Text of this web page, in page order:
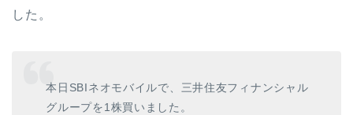
した。
本日SBIネオモバイルで、三井住友フィナンシャル
グループを1株買いました。